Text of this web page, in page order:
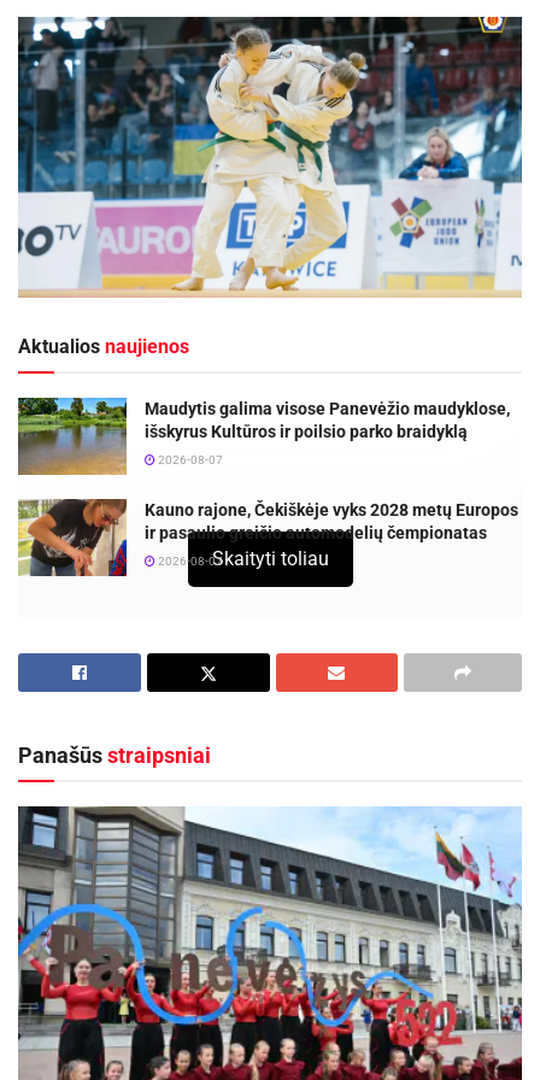
Aktualios naujienos
Maudytis galima visose Panevėžio maudyklose,
išskyrus Kultūros ir poilsio parko braidyklą
2026-08-07
Kauno rajone, Čekiškėje vyks 2028 metų Europos
ir pasaulio greičio automodelių čempionatas
2026-08-07
vėl džiugina pasiekimais. Europos dziudo
auksas, o Europos jaunimo dziudo taurėje –
bronza.
Lenkijos mieste Bytome vykusiame Europos
dziudo jaunučių „Vilčių taurės“ turnyre svorio
kategorijoje iki 57 kg kovojusi Adriana
Giršvaldaitė nugalėjusi savo varžoves tapo
čempione. Panevėžietė įveikusi Ukrainos ir
Lenkijos atstoves pateko į finalinį ketvertą. Čia
nugalėjusi Lenkijos atstovę lietuvaitė tvirtai
žengė į pusfinalį, kuriame laukė akistata su čeke.
Skaityti toliau
Panašūsstraipsniai